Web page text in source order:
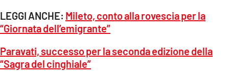
LEGGI ANCHE: Mileto, conto alla rovescia per la
“Giornata dell’emigrante”
Paravati, successo per la seconda edizione della
“Sagra del cinghiale”